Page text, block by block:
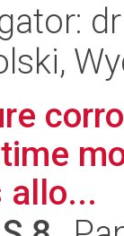
allo...